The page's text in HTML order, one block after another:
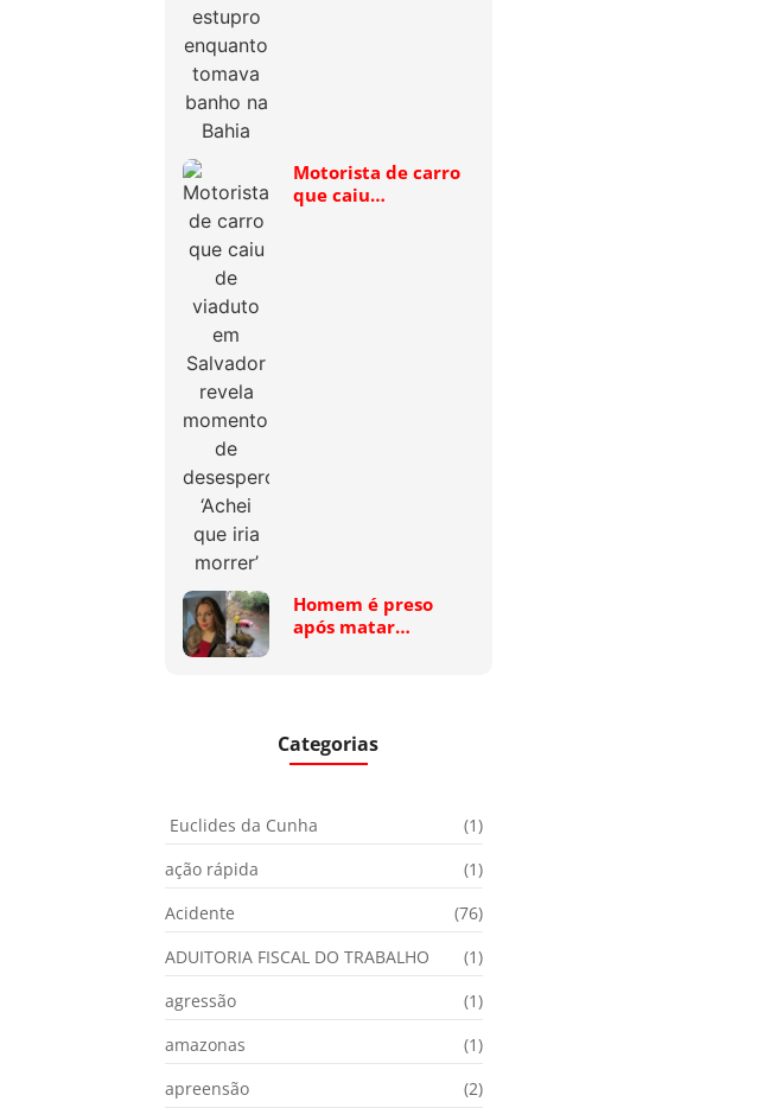
Motorista de carro
que caiu…
Homem é preso
após matar…
Categorias
Euclides da Cunha
(1)
ação rápida
(1)
Acidente
(76)
ADUITORIA FISCAL DO TRABALHO
(1)
agressão
(1)
amazonas
(1)
apreensão
(2)